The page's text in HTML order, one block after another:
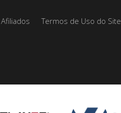
Afiliados
Termos de Uso do Site